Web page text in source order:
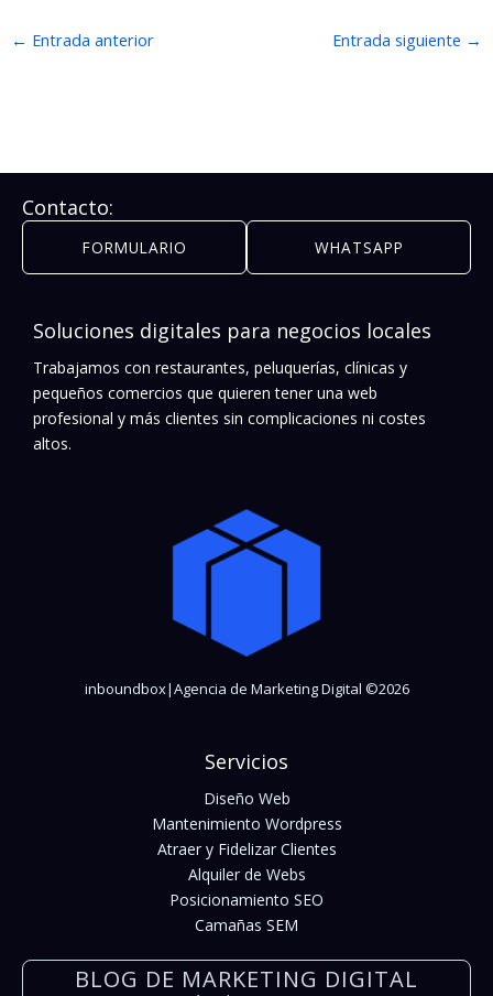
← Entrada anterior Entrada siguiente →
Contacto:
FORMULARIO WHATSAPP
Soluciones digitales para negocios locales
Trabajamos con restaurantes, peluquerías, clínicas y
pequeños comercios que quieren tener una web
profesional y más clientes sin complicaciones ni costes
altos.
inboundbox|Agencia de Marketing Digital ©2026
Servicios
Diseño Web
Mantenimiento Wordpress
Atraer y Fidelizar Clientes
Alquiler de Webs
Posicionamiento SEO
Camañas SEM
BLOG DE MARKETING DIGITAL